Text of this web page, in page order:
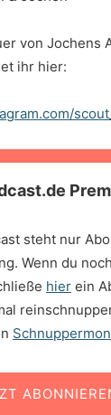
von Jochens
ihr hier:
steht nur
Wenn du
hier ein